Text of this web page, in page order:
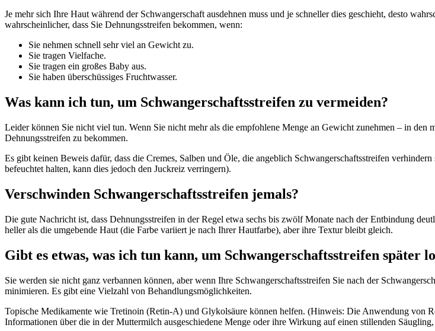
Je mehr sich Ihre Haut während der Schwangerschaft ausdehnen muss und je schneller dies geschieht, desto
wahrscheinlicher, dass Sie Dehnungsstreifen bekommen, wenn:
Sie nehmen schnell sehr viel an Gewicht zu.
Sie tragen Vielfache.
Sie tragen ein großes Baby aus.
Sie haben überschüssiges Fruchtwasser.
Was kann ich tun, um Schwangerschaftsstreifen zu vermeiden?
Leider können Sie nicht viel tun. Wenn Sie nicht mehr als die empfohlene Menge an Gewicht zunehmen – in
Dehnungsstreifen zu bekommen.
Es gibt keinen Beweis dafür, dass die Cremes, Salben und Öle, die angeblich Schwangerschaftsstreifen
befeuchtet halten, kann dies jedoch den Juckreiz verringern).
Verschwinden Schwangerschaftsstreifen jemals?
Die gute Nachricht ist, dass Dehnungsstreifen in der Regel etwa sechs bis zwölf Monate nach der Entbindung
heller als die umgebende Haut (die Farbe variiert je nach Ihrer Hautfarbe), aber ihre Textur bleibt gleich.
Gibt es etwas, was ich tun kann, um Schwangerschaftsstreifen später
Sie werden sie nicht ganz verbannen können, aber wenn Ihre Schwangerschaftsstreifen Sie nach der
minimieren. Es gibt eine Vielzahl von Behandlungsmöglichkeiten.
Topische Medikamente wie Tretinoin (Retin-A) und Glykolsäure können helfen. (Hinweis: Die Anwendung von
Informationen über die in der Muttermilch ausgeschiedene Menge oder ihre Wirkung auf einen stillenden